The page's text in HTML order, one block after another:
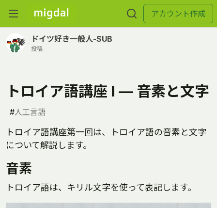
アカウント作成
ドイツ好き一般人-SUB
投稿
トロイア語講座 I ― 音素と文字
#人工言語
トロイア語講座第一回は、トロイア語の音素と文字
について解説します。
音素
トロイア語は、キリル文字を使って表記します。